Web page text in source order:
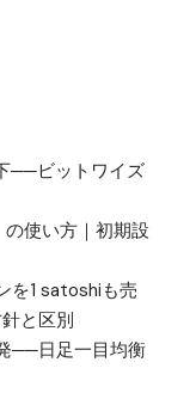
──ビットワイズ
使い方｜初期設
を1 satoshiも売
と区別
──日足一目均衡